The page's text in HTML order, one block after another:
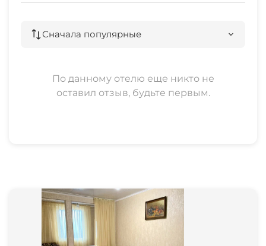
Сначала популярные
По данному отелю еще никто не
оставил отзыв, будьте первым.